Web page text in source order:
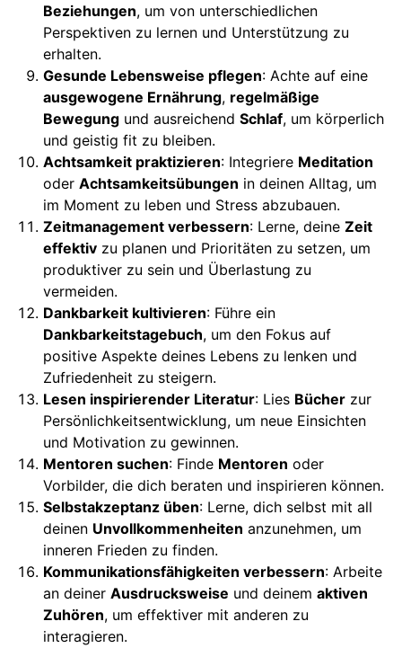
Beziehungen, um von unterschiedlichen
Perspektiven zu lernen und Unterstützung zu
erhalten.
Gesunde Lebensweise pflegen: Achte auf eine
ausgewogene Ernährung, regelmäßige
Bewegung und ausreichend Schlaf, um körperlich
und geistig fit zu bleiben.
Achtsamkeit praktizieren: Integriere Meditation
oder Achtsamkeitsübungen in deinen Alltag, um
im Moment zu leben und Stress abzubauen.
Zeitmanagement verbessern: Lerne, deine Zeit
effektiv zu planen und Prioritäten zu setzen, um
produktiver zu sein und Überlastung zu
vermeiden.
Dankbarkeit kultivieren: Führe ein
Dankbarkeitstagebuch, um den Fokus auf
positive Aspekte deines Lebens zu lenken und
Zufriedenheit zu steigern.
Lesen inspirierender Literatur: Lies Bücher zur
Persönlichkeitsentwicklung, um neue Einsichten
und Motivation zu gewinnen.
Mentoren suchen: Finde Mentoren oder
Vorbilder, die dich beraten und inspirieren können.
Selbstakzeptanz üben: Lerne, dich selbst mit all
deinen Unvollkommenheiten anzunehmen, um
inneren Frieden zu finden.
Kommunikationsfähigkeiten verbessern: Arbeite
an deiner Ausdrucksweise und deinem aktiven
Zuhören, um effektiver mit anderen zu
interagieren.